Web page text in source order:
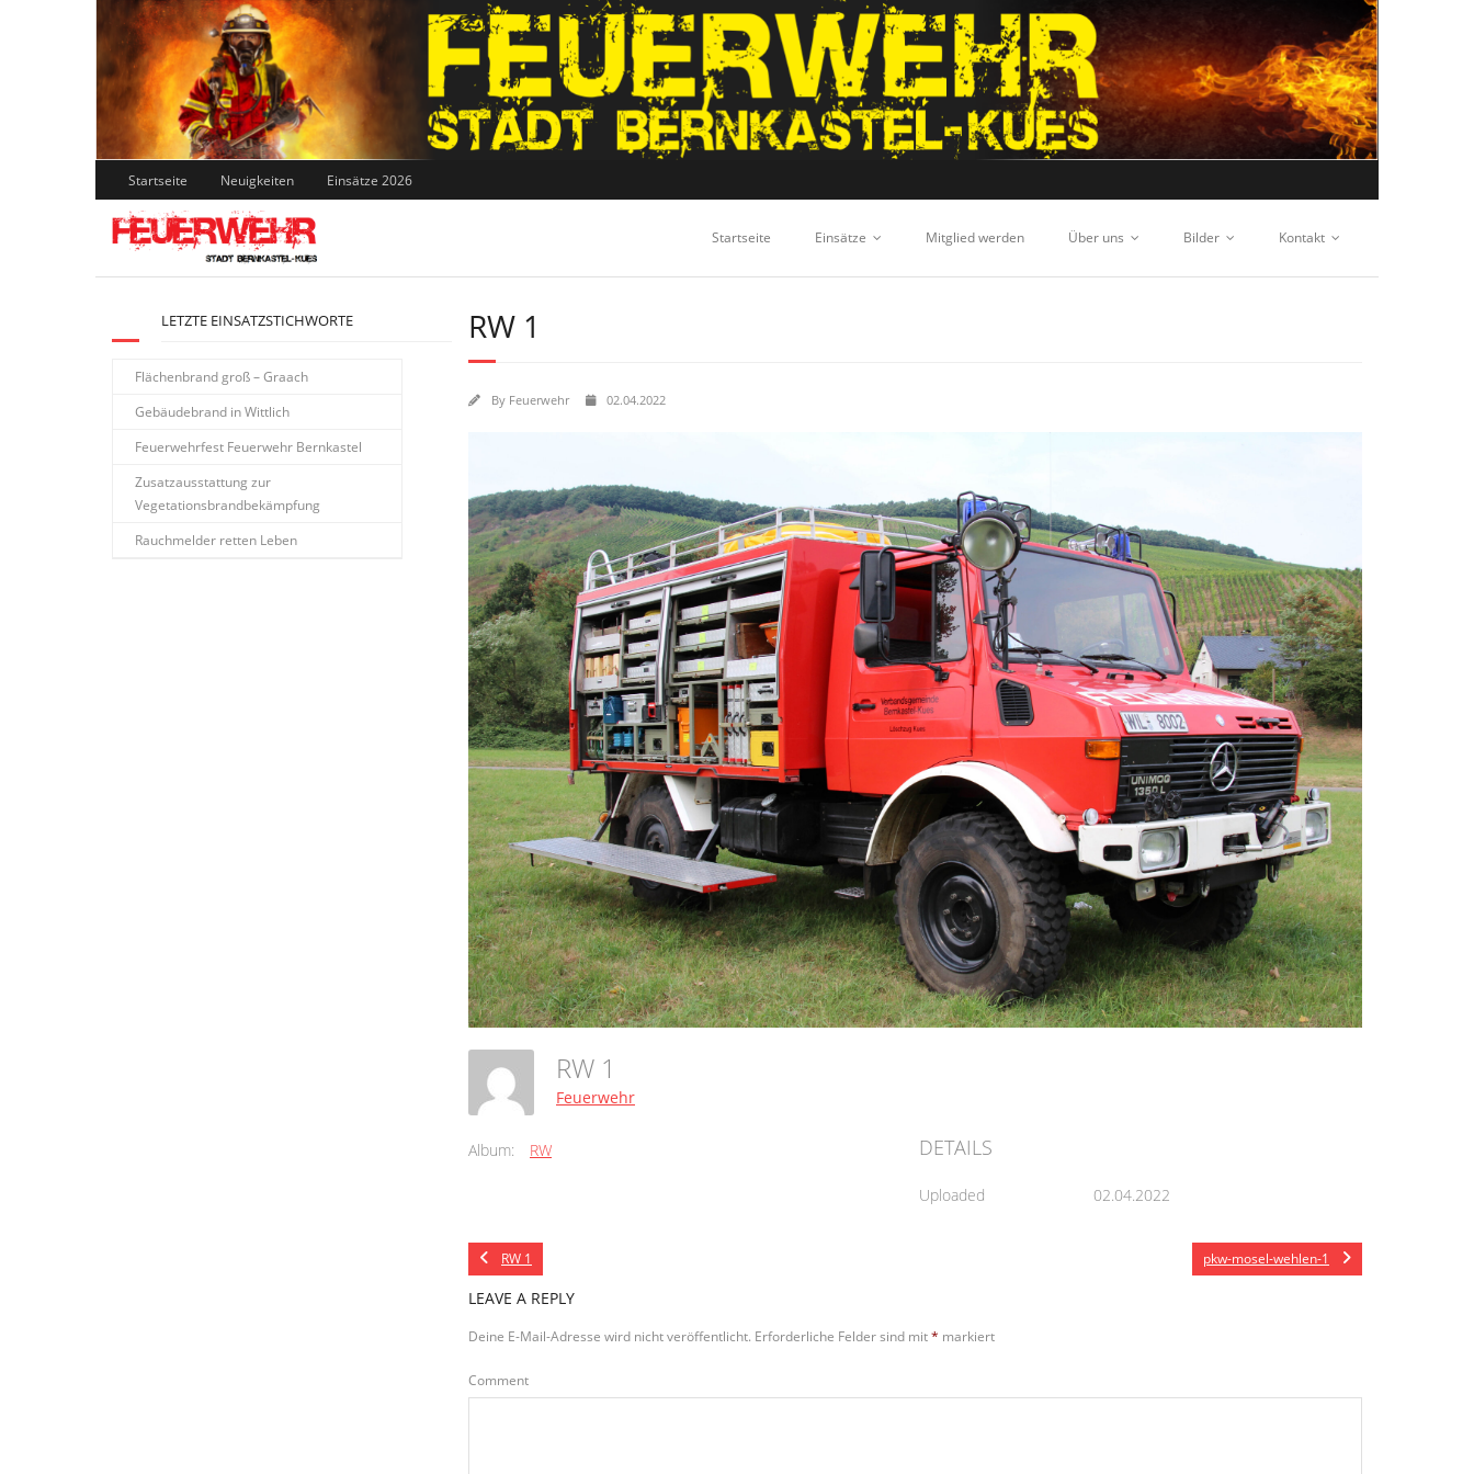
Skip
to
content
Startseite Neuigkeiten Einsätze 2026
Startseite Einsätze Mitglied werden Über uns Bilder Kontakt
RW 1
By Feuerwehr 02.04.2022
RW 1
Feuerwehr
Album: RW DETAILS
Uploaded 02.04.2022
RW 1 pkw-mosel-wehlen-1
LEAVE A REPLY
Deine E-Mail-Adresse wird nicht veröffentlicht. Erforderliche Felder sind mit* markiert
Comment
LETZTE EINSATZSTICHWORTE
Flächenbrand groß – Graach
Gebäudebrand in Wittlich
Feuerwehrfest Feuerwehr Bernkastel
Zusatzausstattung zur
Vegetationsbrandbekämpfung
Rauchmelder retten Leben